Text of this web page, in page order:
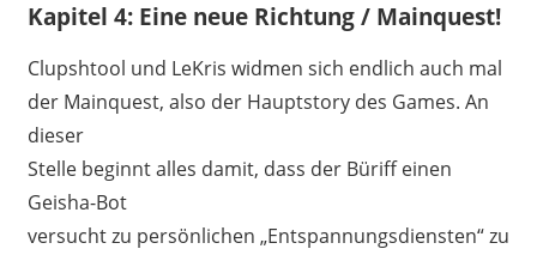
Kapitel 4: Eine neue Richtung / Mainquest!
Clupshtool und LeKris widmen sich endlich auch mal
der Mainquest, also der Hauptstory des Games. An
dieser
Stelle beginnt alles damit, dass der Büriff einen
Geisha-Bot
versucht zu persönlichen „Entspannungsdiensten“ zu